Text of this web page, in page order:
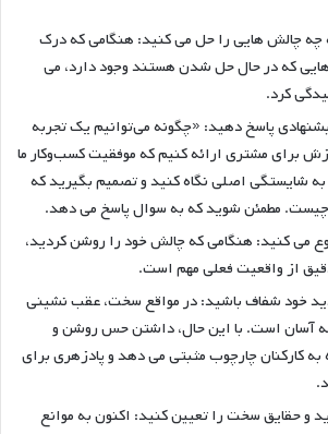
چه چالش هایی را حل می کنید: هنگامی که درک
که در حال حل شدن هستند وجود دارد، می
کرد.
پاسخ دهید: «چگونه می‌توانیم یک تجربه
برای مشتری ارائه کنیم که موفقیت کسب‌وکار ما
شایستگی اصلی نگاه کنید و تصمیم بگیرید که
مطمئن شوید که به سوال پاسخ می دهد.
می کنید: هنگامی که چالش خود را روشن کردید،
از واقعیت فعلی مهم است.
خود شفاف باشید: در مواقع سخت، عقب نشینی
آسان است. با این حال، داشتن حس روشن و
به کارکنان چارچوب مثبتی می دهد و پادزهری برای
و حقایق سخت را تعیین کنید: اکنون به موانع